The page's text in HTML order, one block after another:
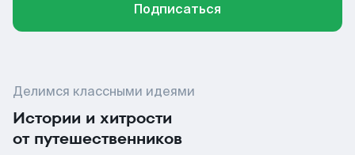
Подписаться
Делимся классными идеями
Истории и хитрости
от путешественников